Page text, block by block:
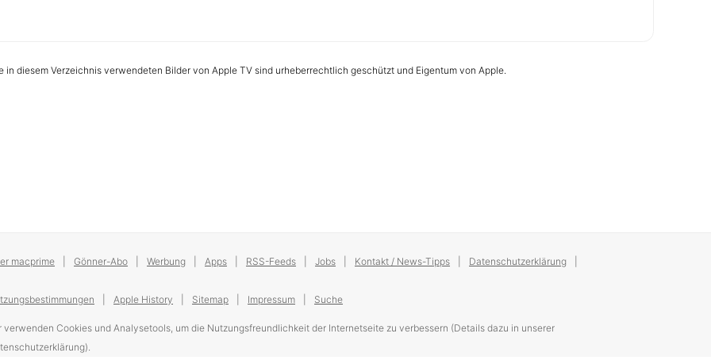
in diesem Verzeichnis verwendeten Bilder von Apple TV sind urheberrechtlich geschützt und Eigentum von Apple.
macprime Gönner-Abo Werbung Apps RSS-Feeds Jobs Kontakt / News-Tipps Datenschutzerklärung
Apple History Sitemap Impressum Suche
verwenden Cookies und Analysetools, um die Nutzungsfreundlichkeit der Internetseite zu verbessern (Details dazu in unserer